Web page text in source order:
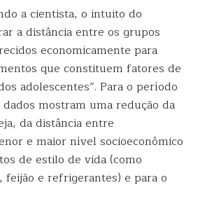
a cientista, o intuito do
a distância entre os grupos
economicamente para
que constituem fatores de
adolescentes”. Para o período
mostram uma redução da
da distância entre
e maior nível socioeconômico
de estilo de vida (como
e refrigerantes) e para o